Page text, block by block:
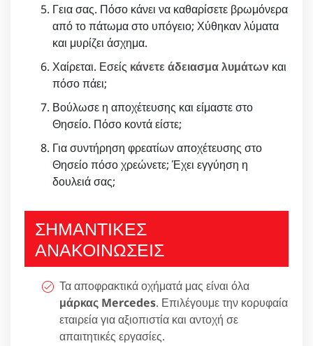
Γεια σας. Πόσο κάνει να καθαρίσετε βρωμόνερα
από το πάτωμα στο υπόγειο; Χύθηκαν λύματα
και μυρίζει άσχημα.
Χαίρεται. Εσείς κάνετε άδειασμα λυμάτων και
πόσο πάει;
Βούλωσε η αποχέτευσης και είμαστε στο
Θησείο. Πόσο κοντά είστε;
Για συντήρηση φρεατίων αποχέτευσης στο
Θησείο πόσο χρεώνετε; Έχει εγγύηση η
δουλειά σας;
ΣΗΜΑΝΤΙΚΕΣ
ΑΝΑΚΟΙΝΩΣΕΙΣ
Τα αποφρακτικά οχήματά μας είναι όλα
μάρκας Mercedes. Επιλέγουμε την κορυφαία
εταιρεία για αξιοπιστία και αντοχή σε
απαιτητικές εργασίες.